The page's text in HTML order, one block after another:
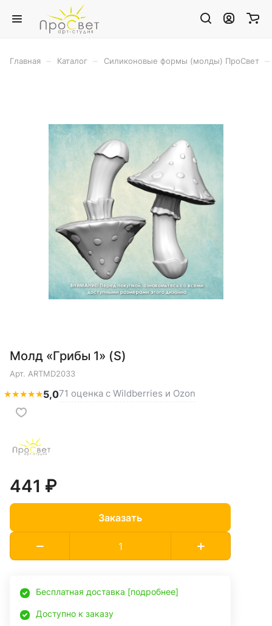
Главная Каталог Силиконовые формы (молды) ПроСвет
Молд «Грибы 1» (S)
Арт. ARTMD2033
★★★★★5,071 оценка с Wildberries и Ozon
441 ₽
Заказать
Бесплатная доставка [подробнее]
Доступно к заказу